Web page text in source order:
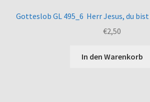
Gotteslob GL 495_6 Herr Jesus, du
€2,50
In den Warenkorb